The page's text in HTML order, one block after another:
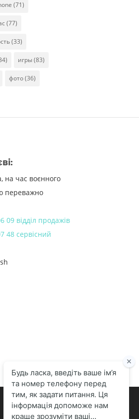
(71)
(77)
(33)
игры(83)
фото(36)
на час воєнного
переважно
09 відділ продажів
48 сервісний